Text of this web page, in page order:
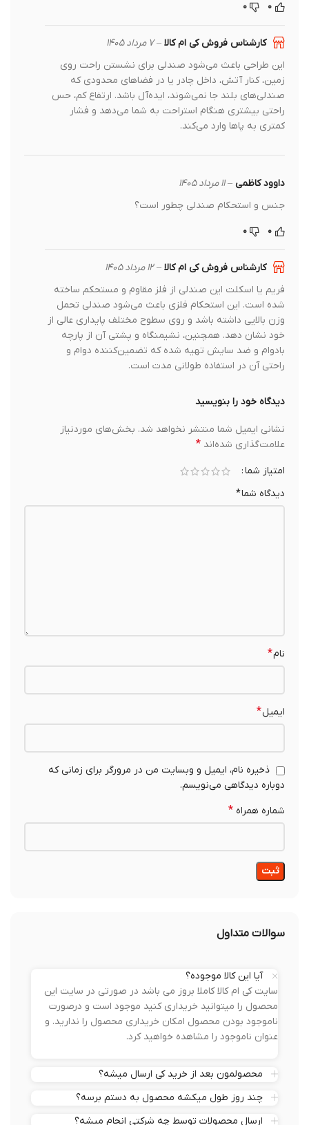
کارشناس فروش کی ام کالا– ۷ مرداد ۱۴۰۵
این طراحی باعث می‌شود صندلی برای نشستن راحت روی
زمین، کنار آتش، داخل چادر یا در فضاهای محدودی که
صندلی‌های بلند جا نمی‌شوند، ایده‌آل باشد. ارتفاع کم، حس
راحتی بیشتری هنگام استراحت به شما می‌دهد و فشار
کمتری به پاها وارد می‌کند.
داوود کاظمی– ۱۱ مرداد ۱۴۰۵
جنس و استحکام صندلی چطور است؟
کارشناس فروش کی ام کالا– ۱۲ مرداد ۱۴۰۵
فریم یا اسکلت این صندلی از فلز مقاوم و مستحکم ساخته
شده است. این استحکام فلزی باعث می‌شود صندلی تحمل
وزن بالایی داشته باشد و روی سطوح مختلف پایداری عالی از
خود نشان دهد. همچنین، نشیمنگاه و پشتی آن از پارچه
بادوام و ضد سایش تهیه شده که تضمین‌کننده دوام و
راحتی آن در استفاده طولانی مدت است.
دیدگاه خود را بنویسید
نشانی ایمیل شما منتشر نخواهد شد. بخش‌های موردنیاز
علامت‌گذاری شده‌اند*
امتیاز شما
دیدگاه شما*
ایمیل*
ذخیره نام، ایمیل و وبسایت من در مرورگر برای زمانی که
دوباره دیدگاهی می‌نویسم.
شماره همراه*
سوالات متداول
آیا این کالا موجوده؟
سایت کی ام کالا کاملا بروز می باشد در صورتی در سایت این
محصول را میتوانید خریداری کنید موجود است و درصورت
ناموجود بودن محصول امکان خریداری محصول را ندارید. و
عنوان ناموجود را مشاهده خواهید کرد.
محصولمون بعد از خرید کی ارسال میشه؟
چند روز طول میکشه محصول به دستم برسه؟
ارسال محصولات توسط چه شرکتی انجام میشه؟